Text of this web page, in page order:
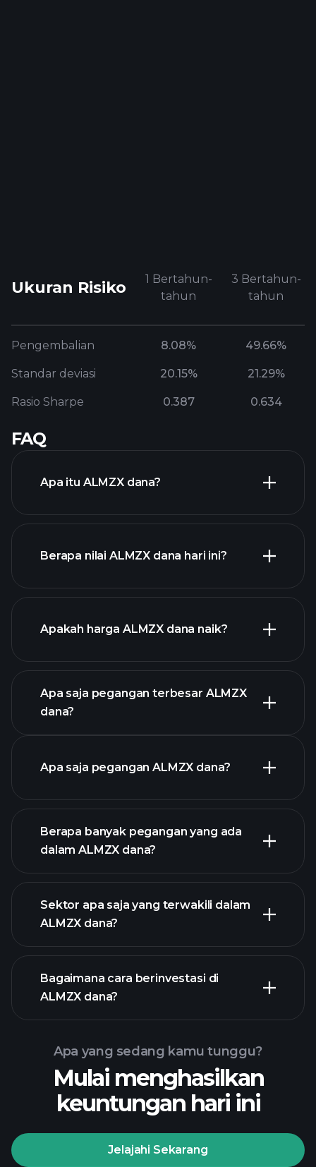
Ukuran Risiko
1 Bertahun-
tahun
3 Bertahun-
tahun
Pengembalian 8.08% 49.66%
Standar deviasi 20.15% 21.29%
Rasio Sharpe 0.387 0.634
FAQ
Apa itu ALMZX dana?
Berapa nilai ALMZX dana hari ini?
lanjutan
Apakah harga ALMZX dana naik?
grafik ALMZX dana
Apa saja pegangan terbesar ALMZX
dana?
pegangan
Apa saja pegangan ALMZX dana?
pegangan
Berapa banyak pegangan yang ada
dalam ALMZX dana?
pegangan
Sektor apa saja yang terwakili dalam
ALMZX dana?
Bagaimana cara berinvestasi di
ALMZX dana?
Playtrade
Apa yang sedang kamu tunggu?
Mulai menghasilkan
keuntungan hari ini
Jelajahi Sekarang